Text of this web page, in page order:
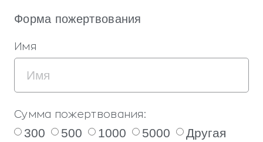
Форма пожертвования
Имя
Сумма пожертвования:
300 500 1000 5000 Другая